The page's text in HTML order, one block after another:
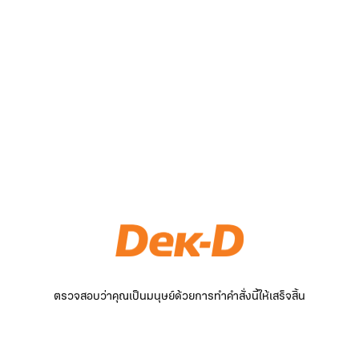
ตรวจสอบว่าคุณเป็นมนุษย์ด้วยการทำคำสั่งนี้ให้เสร็จสิ้น